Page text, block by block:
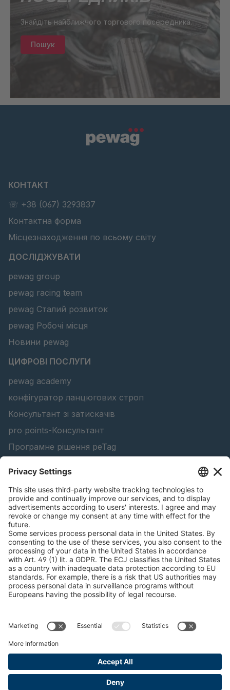
Знайдіть найближчого торгового посередника.
Пошук
КОНТАКТ
☏ +38 (067) 3293837
Контактна форма
Місцезнаходження по всьому світу
ДОСЛІДЖУВАТИ
pewag group
pewag racing team
pewag Сталий розвиток
pewag Робочі місця
Новини pewag
ЦИФРОВІ ПОСЛУГИ
pewag academy
конфігуратор ланцюгових строп
Консультант зі затискачів
pro points-Консультант
Програмне рішення peTag
Конфігуратор ланцюгів проти ковзання
Знайти лісопродукцію
Каталоги
ЮРИДИЧНА ІНФОРМАЦІЯ
Сертифікати
Угода про оплату рахунків за зміст
Умови та положення
Заява про конфіденційність даних